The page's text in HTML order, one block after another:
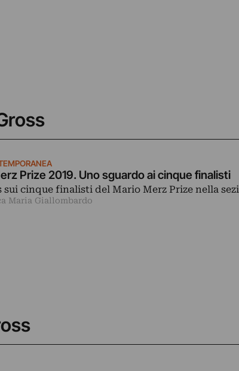
Prize 2019. Uno sguardo ai cinque finalisti
sui cinque finalisti del Mario Merz Prize nella
Maria Giallombardo